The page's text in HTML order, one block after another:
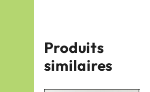
Produits
similaires